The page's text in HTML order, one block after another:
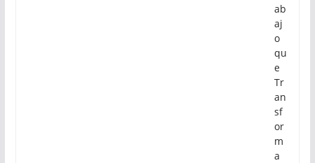
ab
aj
o
qu
e
Tr
an
sf
or
m
a